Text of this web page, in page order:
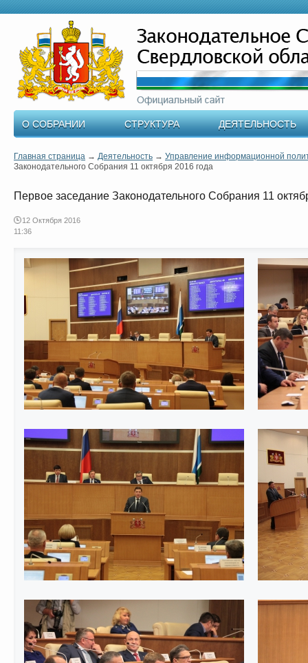
О СОБРАНИИ СТРУКТУРА ДЕЯТЕЛЬНОСТЬ
Главная страница → Деятельность → Управление информационной
Законодательного Собрания 11 октября 2016 года
Первое заседание Законодательного Собрания 11
12 Октября 2016
11:36